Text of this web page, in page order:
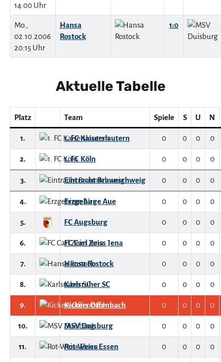
14:00 Uhr
Mo.,
02.10.2006
20:15 Uhr
Hansa
Rostock
1:0
Aktuelle Tabelle
Platz Team Spiele S U N
1. 1. FC Kaiserslautern 0 0 0 0
2. 1. FC Köln 0 0 0 0
3. Eintracht Braunschweig 0 0 0 0
4. Erzgebirge Aue 0 0 0 0
5. FC Augsburg 0 0 0 0
6. FC Carl Zeiss Jena 0 0 0 0
7. Hansa Rostock 0 0 0 0
8. Karlsruher SC 0 0 0 0
9. Kickers Offenbach 0 0 0 0
10. MSV Duisburg 0 0 0 0
11. Rot-Weiss Essen 0 0 0 0